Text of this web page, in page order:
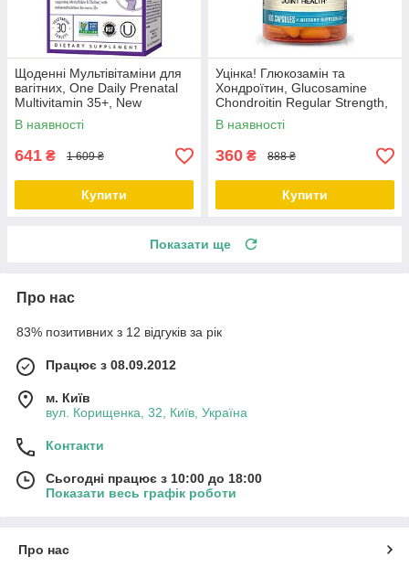
Щоденні Мультівітаміни для
вагітних, One Daily Prenatal
Multivitamin 35+, New
Chapter, 30 таблеток
В наявності
641 ₴ 1 609 ₴
Купити
Уцінка! Глюкозамін та
Хондроїтин, Glucosamine
Chondroitin Regular Strength,
Mason Natural, 100 капсул
В наявності
360 ₴ 888 ₴
Купити
Показати ще
Про нас
83% позитивних з 12 відгуків за рік
Працює з 08.09.2012
м. Київ
вул. Корищенка, 32, Київ, Україна
Контакти
Сьогодні працює з 10:00 до 18:00
Показати весь графік роботи
Про нас